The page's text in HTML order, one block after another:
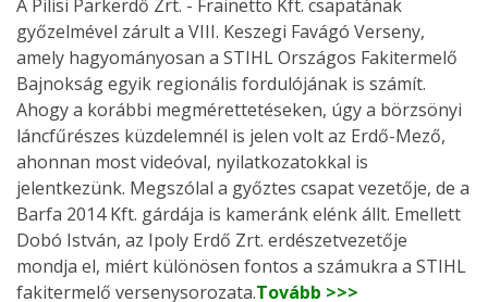
A Pilisi Parkerdő Zrt. - Frainetto Kft. csapatának
győzelmével zárult a VIII. Keszegi Favágó Verseny,
amely hagyományosan a STIHL Országos Fakitermelő
Bajnokság egyik regionális fordulójának is számít.
Ahogy a korábbi megmérettetéseken, úgy a börzsönyi
láncfűrészes küzdelemnél is jelen volt az Erdő-Mező,
ahonnan most videóval, nyilatkozatokkal is
jelentkezünk. Megszólal a győztes csapat vezetője, de a
Barfa 2014 Kft. gárdája is kameránk elénk állt. Emellett
Dobó István, az Ipoly Erdő Zrt. erdészetvezetője
mondja el, miért különösen fontos a számukra a STIHL
fakitermelő versenysorozata.Tovább >>>